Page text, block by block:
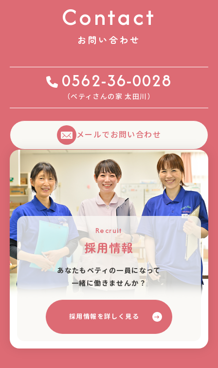
Contact
お問い合わせ
0562-36-0028
（ベティさんの家 太⽥川）
メールでお問い合わせ
Recruit
採用情報
あなたもベティの⼀員になって
⼀緒に働きませんか？
採用情報を詳しく見る